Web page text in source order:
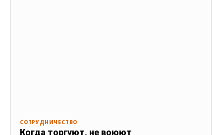
СОТРУДНИЧЕСТВО
Когда торгуют, не воюют